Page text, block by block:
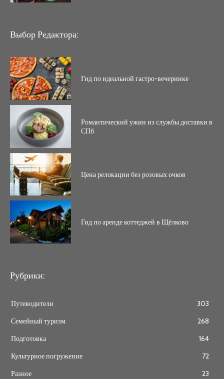
Выбор Редактора:
Гид по идеальной гастро-вечеринке
Романтический ужин из службы доставки в
СПб
Цена релокации без розовых очков
Гид по аренде коттеджей в Щёлково
Рубрики:
Путеводители
303
Семейный туризм
268
Подготовка
164
Культурное погружение
72
Разное
23